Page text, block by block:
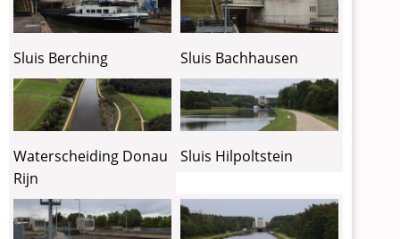
Sluis Berching Sluis Bachhausen
Waterscheiding Donau
Rijn
Sluis Hilpoltstein